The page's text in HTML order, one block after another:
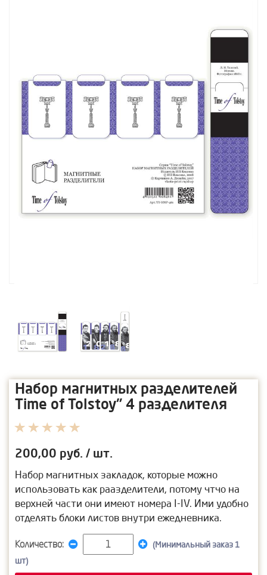
Набор магнитных разделителей
Time of Tolstoy" 4 разделителя
200,00 руб. / шт.
Набор магнитных закладок, которые можно
использовать как раазделители, потому чтчо на
верхней части они имеют номера I-IV. Ими удобно
отделять блоки листов внутри ежедневника.
Количество:
(Минимальный заказ 1
шт)